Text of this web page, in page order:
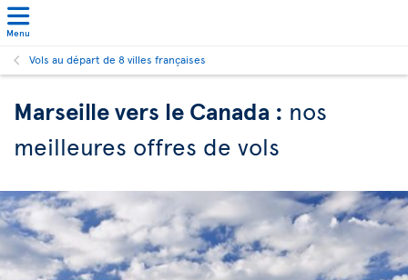
Menu
Vols au départ de 8 villes françaises
Marseille vers le Canada : nos
meilleures offres de vols